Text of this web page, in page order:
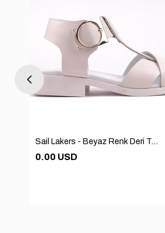
Sail Lakers - Beyaz Renk Deri Tokalı Kadın Sandalet 294-097
0.00 USD